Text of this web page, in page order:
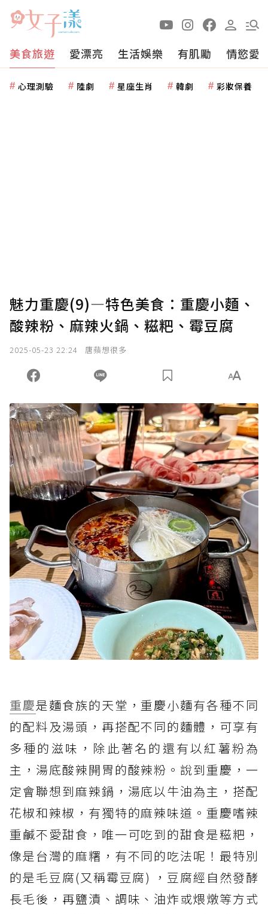
美食旅遊 愛漂亮 生活娛樂 有肌勵 情慾愛
心理測驗 陸劇 星座生肖 韓劇 彩妝保養
魅力重慶(9)―特色美食：重慶小麵、
酸辣粉、麻辣火鍋、糍粑、霉豆腐
2025-05-23 22:24 唐蘋想很多
重慶是麵食族的天堂，重慶小麵有各種不同
的配料及湯頭，再搭配不同的麵體，可享有
多種的滋味，除此著名的還有以紅薯粉為
主，湯底酸辣開胃的酸辣粉。說到重慶，一
定會聯想到麻辣鍋，湯底以牛油為主，搭配
花椒和辣椒，有獨特的麻辣味道。重慶嗜辣
重鹹不愛甜食，唯一可吃到的甜食是糍粑，
像是台灣的麻糬，有不同的吃法呢！最特別
的是毛豆腐(又稱霉豆腐) ，豆腐經自然發酵
長毛後，再鹽漬、調味、油炸或煨燉等方式